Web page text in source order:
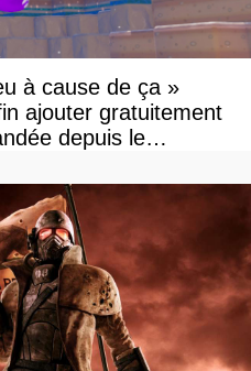
à cause de ça »
ajouter gratuitement
depuis le